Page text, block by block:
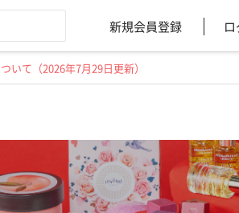
新規会員登録
いて（2026年7月29日更新）